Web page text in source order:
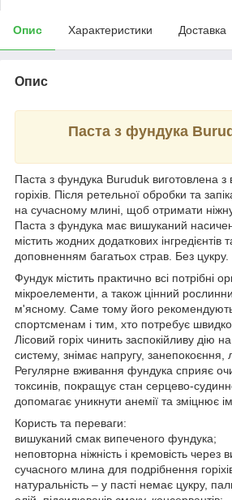
Опис Характеристики Доставка
Опис
Паста з фундука
Паста з фундука Buruduk виготовлена з
горіхів. Після ретельної обробки та
на сучасному млині, щоб отримати
Паста з фундука має вишуканий
містить жодних додаткових інгредієнтів
доповненням багатьох страв. Без цукру.
Фундук містить практично всі потрібні
мікроелементи, а також цінний
м'ясному. Саме тому його
спортсменам і тим, хто потребує
Лісовий горіх чинить заспокійливу дію
систему, знімає напругу, занепокоєння,
Регулярне вживання фундука сприяє
токсинів, покращує стан серцево-
допомагає уникнути анемії та зміцнює
Користь та переваги:
вишуканий смак випеченого фундука;
неповторна ніжність і кремовість через
сучасного млина для подрібнення
натуральність – у пасті немає цукру,